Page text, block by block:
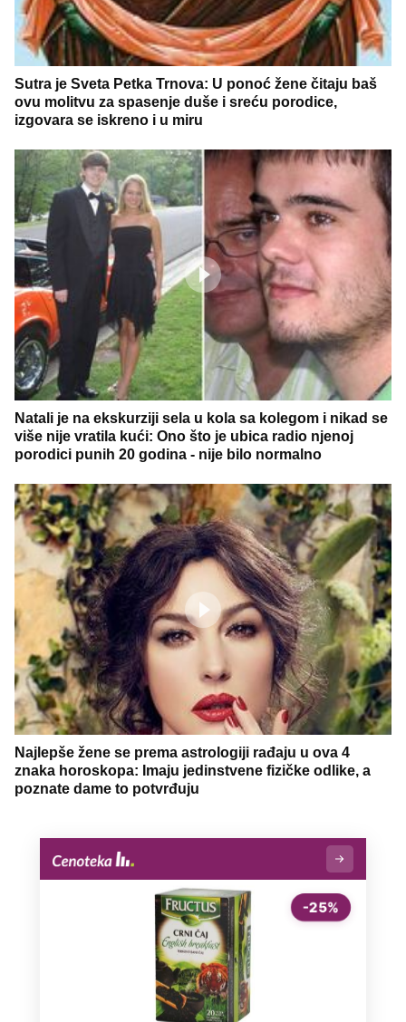
Sutra je Sveta Petka Trnova: U ponoć žene čitaju baš
ovu molitvu za spasenje duše i sreću porodice,
izgovara se iskreno i u miru
Natali je na ekskurziji sela u kola sa kolegom i nikad se
više nije vratila kući: Ono što je ubica radio njenoj
porodici punih 20 godina - nije bilo normalno
Najlepše žene se prema astrologiji rađaju u ova 4
znaka horoskopa: Imaju jedinstvene fizičke odlike, a
poznate dame to potvrđuju